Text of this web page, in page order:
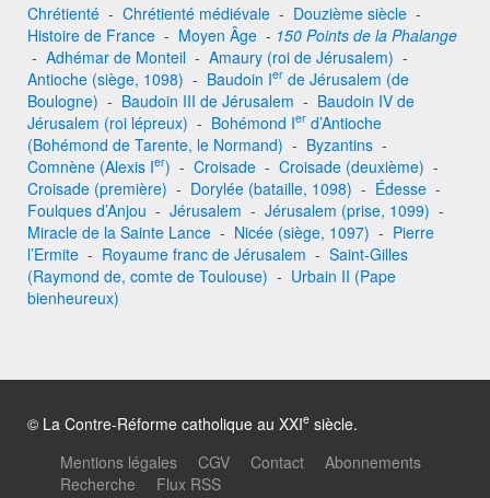
Chrétienté - Chrétienté médiévale - Douzième siècle -
Histoire de France - Moyen Âge - 150 Points de la Phalange
- Adhémar de Monteil - Amaury (roi de Jérusalem) -
Antioche (siège, 1098) - Baudoin Ier de Jérusalem (de
Boulogne) - Baudoin III de Jérusalem - Baudoin IV de
Jérusalem (roi lépreux) - Bohémond Ier d’Antioche
(Bohémond de Tarente, le Normand) - Byzantins -
Comnène (Alexis Ier) - Croisade - Croisade (deuxième) -
Croisade (première) - Dorylée (bataille, 1098) - Édesse -
Foulques d’Anjou - Jérusalem - Jérusalem (prise, 1099) -
Miracle de la Sainte Lance - Nicée (siège, 1097) - Pierre
l’Ermite - Royaume franc de Jérusalem - Saint-Gilles
(Raymond de, comte de Toulouse) - Urbain II (Pape
bienheureux)
© La Contre-Réforme catholique au XXIe siècle.
Mentions légales
CGV Contact
Abonnements
Recherche
Flux RSS